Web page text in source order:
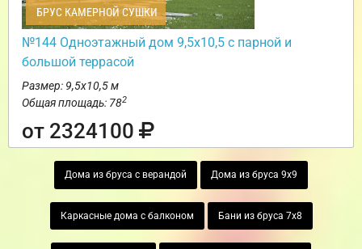
БРУС КАМЕРНОЙ СУШКИ
№144 Одноэтажный дом 9,5х10,5 с парной и
большой террасой
Размер: 9,5х10,5 м
Общая площадь: 782
от 2324100
Дома из бруса с верандой Дома из бруса 9х9
Каркасные дома с балконом Бани из бруса 7х8